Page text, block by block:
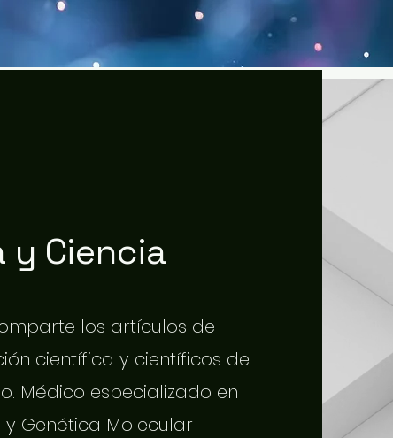
y Ciencia
los artículos de
científica y científicos de
Médico especializado en
Genética Molecular